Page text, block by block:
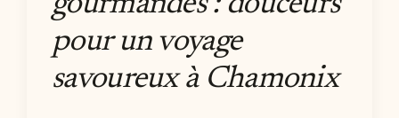
pour un voyage
savoureux à Chamonix